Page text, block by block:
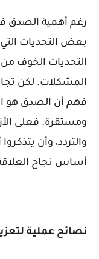
رغم أهمية الصدق
بعض التحديات
التحديات الخوف
المشكلات. لكن
فهم أن الصدق هو
ومستقرة. فعلى
والتردد، وأن
أساس نجاح
نصائح عملية